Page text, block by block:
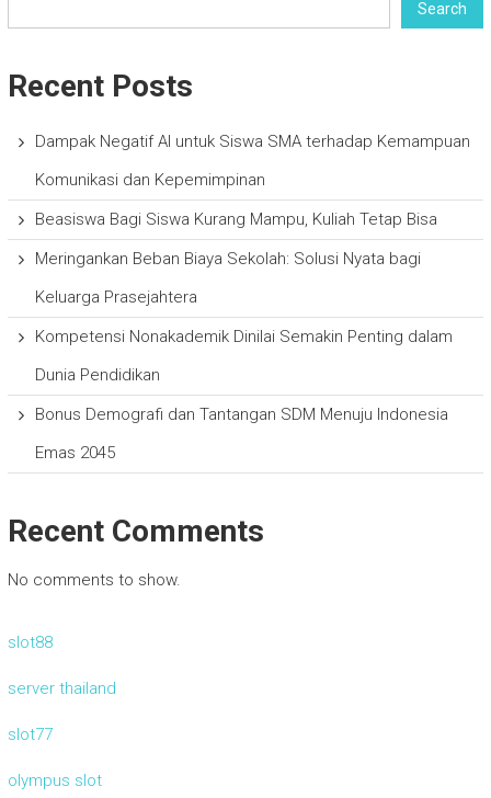
Search
Recent Posts
Dampak Negatif AI untuk Siswa SMA terhadap Kemampuan
Komunikasi dan Kepemimpinan
Beasiswa Bagi Siswa Kurang Mampu, Kuliah Tetap Bisa
Meringankan Beban Biaya Sekolah: Solusi Nyata bagi
Keluarga Prasejahtera
Kompetensi Nonakademik Dinilai Semakin Penting dalam
Dunia Pendidikan
Bonus Demografi dan Tantangan SDM Menuju Indonesia
Emas 2045
Recent Comments
No comments to show.
slot88
server thailand
slot77
olympus slot